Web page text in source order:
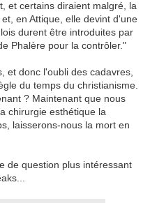
et certains diraient malgré, la
en Attique, elle devint d'une
durent être introduites par
Phalère pour la contrôler."
et donc l'oubli des cadavres,
du temps du christianisme.
? Maintenant que nous
chirurgie esthétique la
laisserons-nous la mort en
de question plus intéressant